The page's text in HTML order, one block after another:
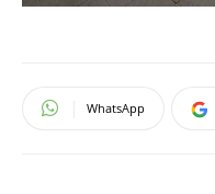
WhatsApp